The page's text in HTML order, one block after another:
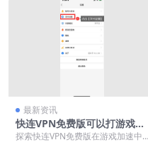
最新资讯
快连VPN免费版可以打游戏
吗？延迟测试与游戏节点推荐
探索快连VPN免费版在游戏加速中